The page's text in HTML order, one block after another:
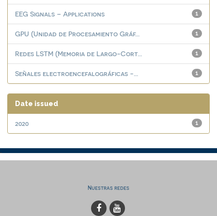
1
EEG Signals – Applications
1
GPU (Unidad de Procesamiento Gráf...
1
Redes LSTM (Memoria de Largo-Cort...
1
Señales electroencefalográficas -...
Date issued
1
2020
Nuestras redes